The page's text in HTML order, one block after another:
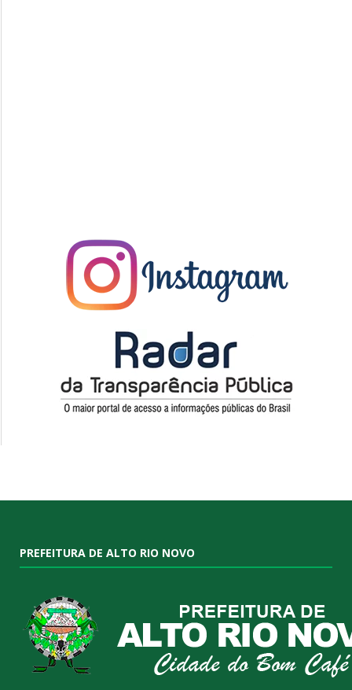
PREFEITURA DE ALTO RIO NOVO